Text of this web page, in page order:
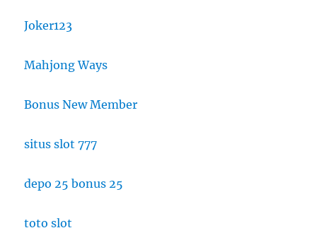
Joker123
Mahjong Ways
Bonus New Member
situs slot 777
depo 25 bonus 25
toto slot